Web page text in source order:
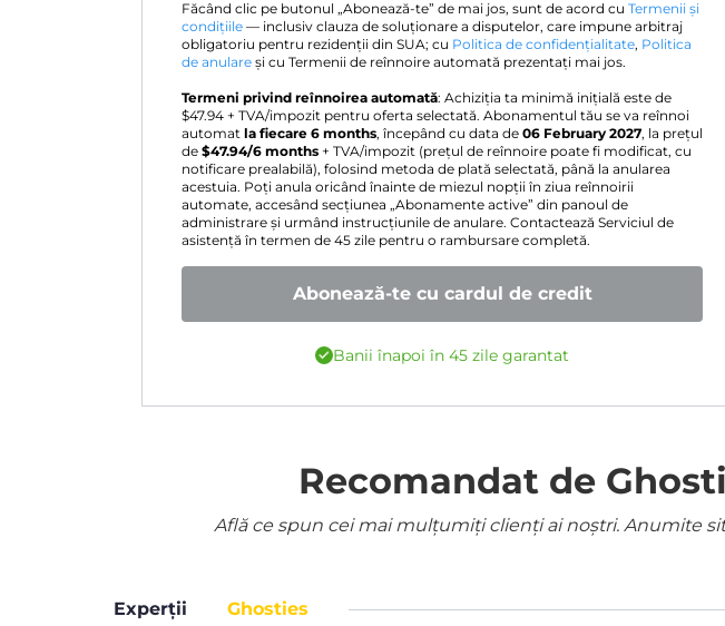
Făcând clic pe butonul „Abonează-te” de mai jos, sunt de acord cu Termenii și
condițiile — inclusiv clauza de soluționare a disputelor, care impune arbitraj
obligatoriu pentru rezidenții din SUA; cu Politica de confidențialitate, Politica
de anulare și cu Termenii de reînnoire automată prezentați mai jos.
Termeni privind reînnoirea automată: Achiziția ta minimă inițială este de
$47.94 + TVA/impozit pentru oferta selectată. Abonamentul tău se va reînnoi
automat la fiecare 6 months, începând cu data de 06 February 2027, la prețul
de $47.94/6 months + TVA/impozit (prețul de reînnoire poate fi modificat, cu
notificare prealabilă), folosind metoda de plată selectată, până la anularea
acestuia. Poți anula oricând înainte de miezul nopții în ziua reînnoirii
automate, accesând secțiunea „Abonamente active” din panoul de
administrare și urmând instrucțiunile de anulare. Contactează Serviciul de
asistență în termen de 45 zile pentru o rambursare completă.
Abonează-te cu cardul de credit
Banii înapoi în 45 zile garantat
Recomandat de
Află ce spun cei mai mulțumiți clienți ai noștri. Anumite
Experții Ghosties